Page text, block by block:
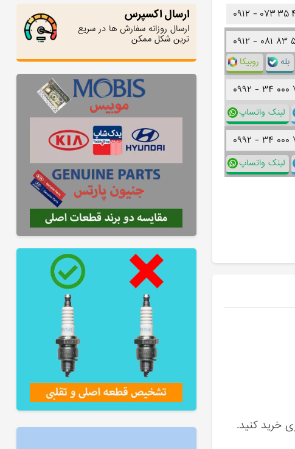
ارسال اکسپرس
ارسال روزانه سفارش ها در سریع
ترین شکل ممکن
۰۹۱۲ - ۰۷۳۳۵
۰۹۱۲ - ۰۸۱ ۸۳
روبیکا بله
۰۹۹۲ - ۳۴ ۰۰۰
لینک واتساپ
۰۹۹۲ - ۳۴ ۰۰۰
لینک واتساپ
خرید کنید.